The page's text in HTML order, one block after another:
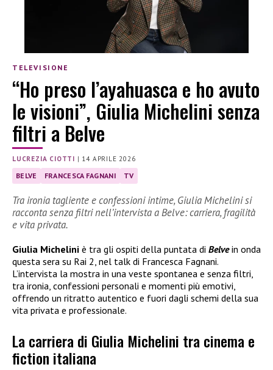
TELEVISIONE
“Ho preso l’ayahuasca e ho avuto
le visioni”, Giulia Michelini senza
filtri a Belve
LUCREZIA CIOTTI | 14 APRILE 2026
BELVE FRANCESCA FAGNANI TV
Tra ironia tagliente e confessioni intime, Giulia Michelini si
racconta senza filtri nell’intervista a Belve: carriera, fragilità
e vita privata.
Giulia Michelini è tra gli ospiti della puntata di Belve in onda
questa sera su Rai 2, nel talk di Francesca Fagnani.
L’intervista la mostra in una veste spontanea e senza filtri,
tra ironia, confessioni personali e momenti più emotivi,
offrendo un ritratto autentico e fuori dagli schemi della sua
vita privata e professionale.
La carriera di Giulia Michelini tra cinema e
fiction italiana